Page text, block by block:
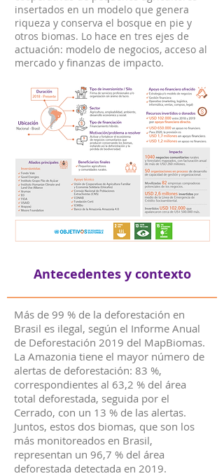
insertados en un modelo que genera
riqueza y conserva el bosque en pie y
otros biomas. Lo hace en tres ejes de
actuación: modelo de negocios, acceso al
mercado y finanzas de impacto.
Antecedentes y contexto
Más de 99 % de la deforestación en
Brasil es ilegal, según el Informe Anual
de Deforestación 2019 del MapBiomas.
La Amazonia tiene el mayor número de
alertas de deforestación: 83 %,
correspondientes al 63,2 % del área
total deforestada, seguida por el
Cerrado, con un 13 % de las alertas.
Juntos, estos dos biomas, que son los
más monitoreados en Brasil,
representan un 96,7 % del área
deforestada detectada en 2019.